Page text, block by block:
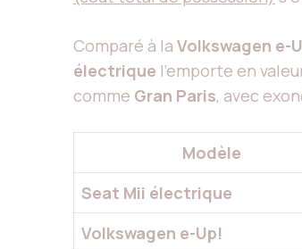
Comparé à la Volkswagen e-
électrique l’emporte en
comme Gran Paris, avec
Modèle
Seat Mii électrique
Volkswagen e-Up!